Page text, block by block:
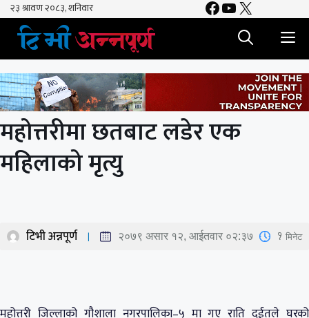
Skip
content
Facebook
YouTube
X
महोत्तरीमा छतबाट लडेर एक
महिलाको मृत्यु
टिभी अन्नपूर्ण २०७९ असार १२, आईतवार ०२:३७ 1 मिनेट
महोत्तरी जिल्लाको गौशाला नगरपालिका–५ मा गए राति दुईतले घरको